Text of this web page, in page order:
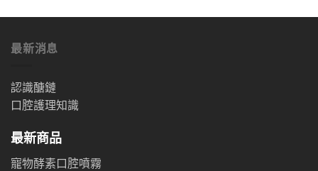
最新消息
認識醣鏈
口腔護理知識
最新商品
寵物酵素口腔噴霧